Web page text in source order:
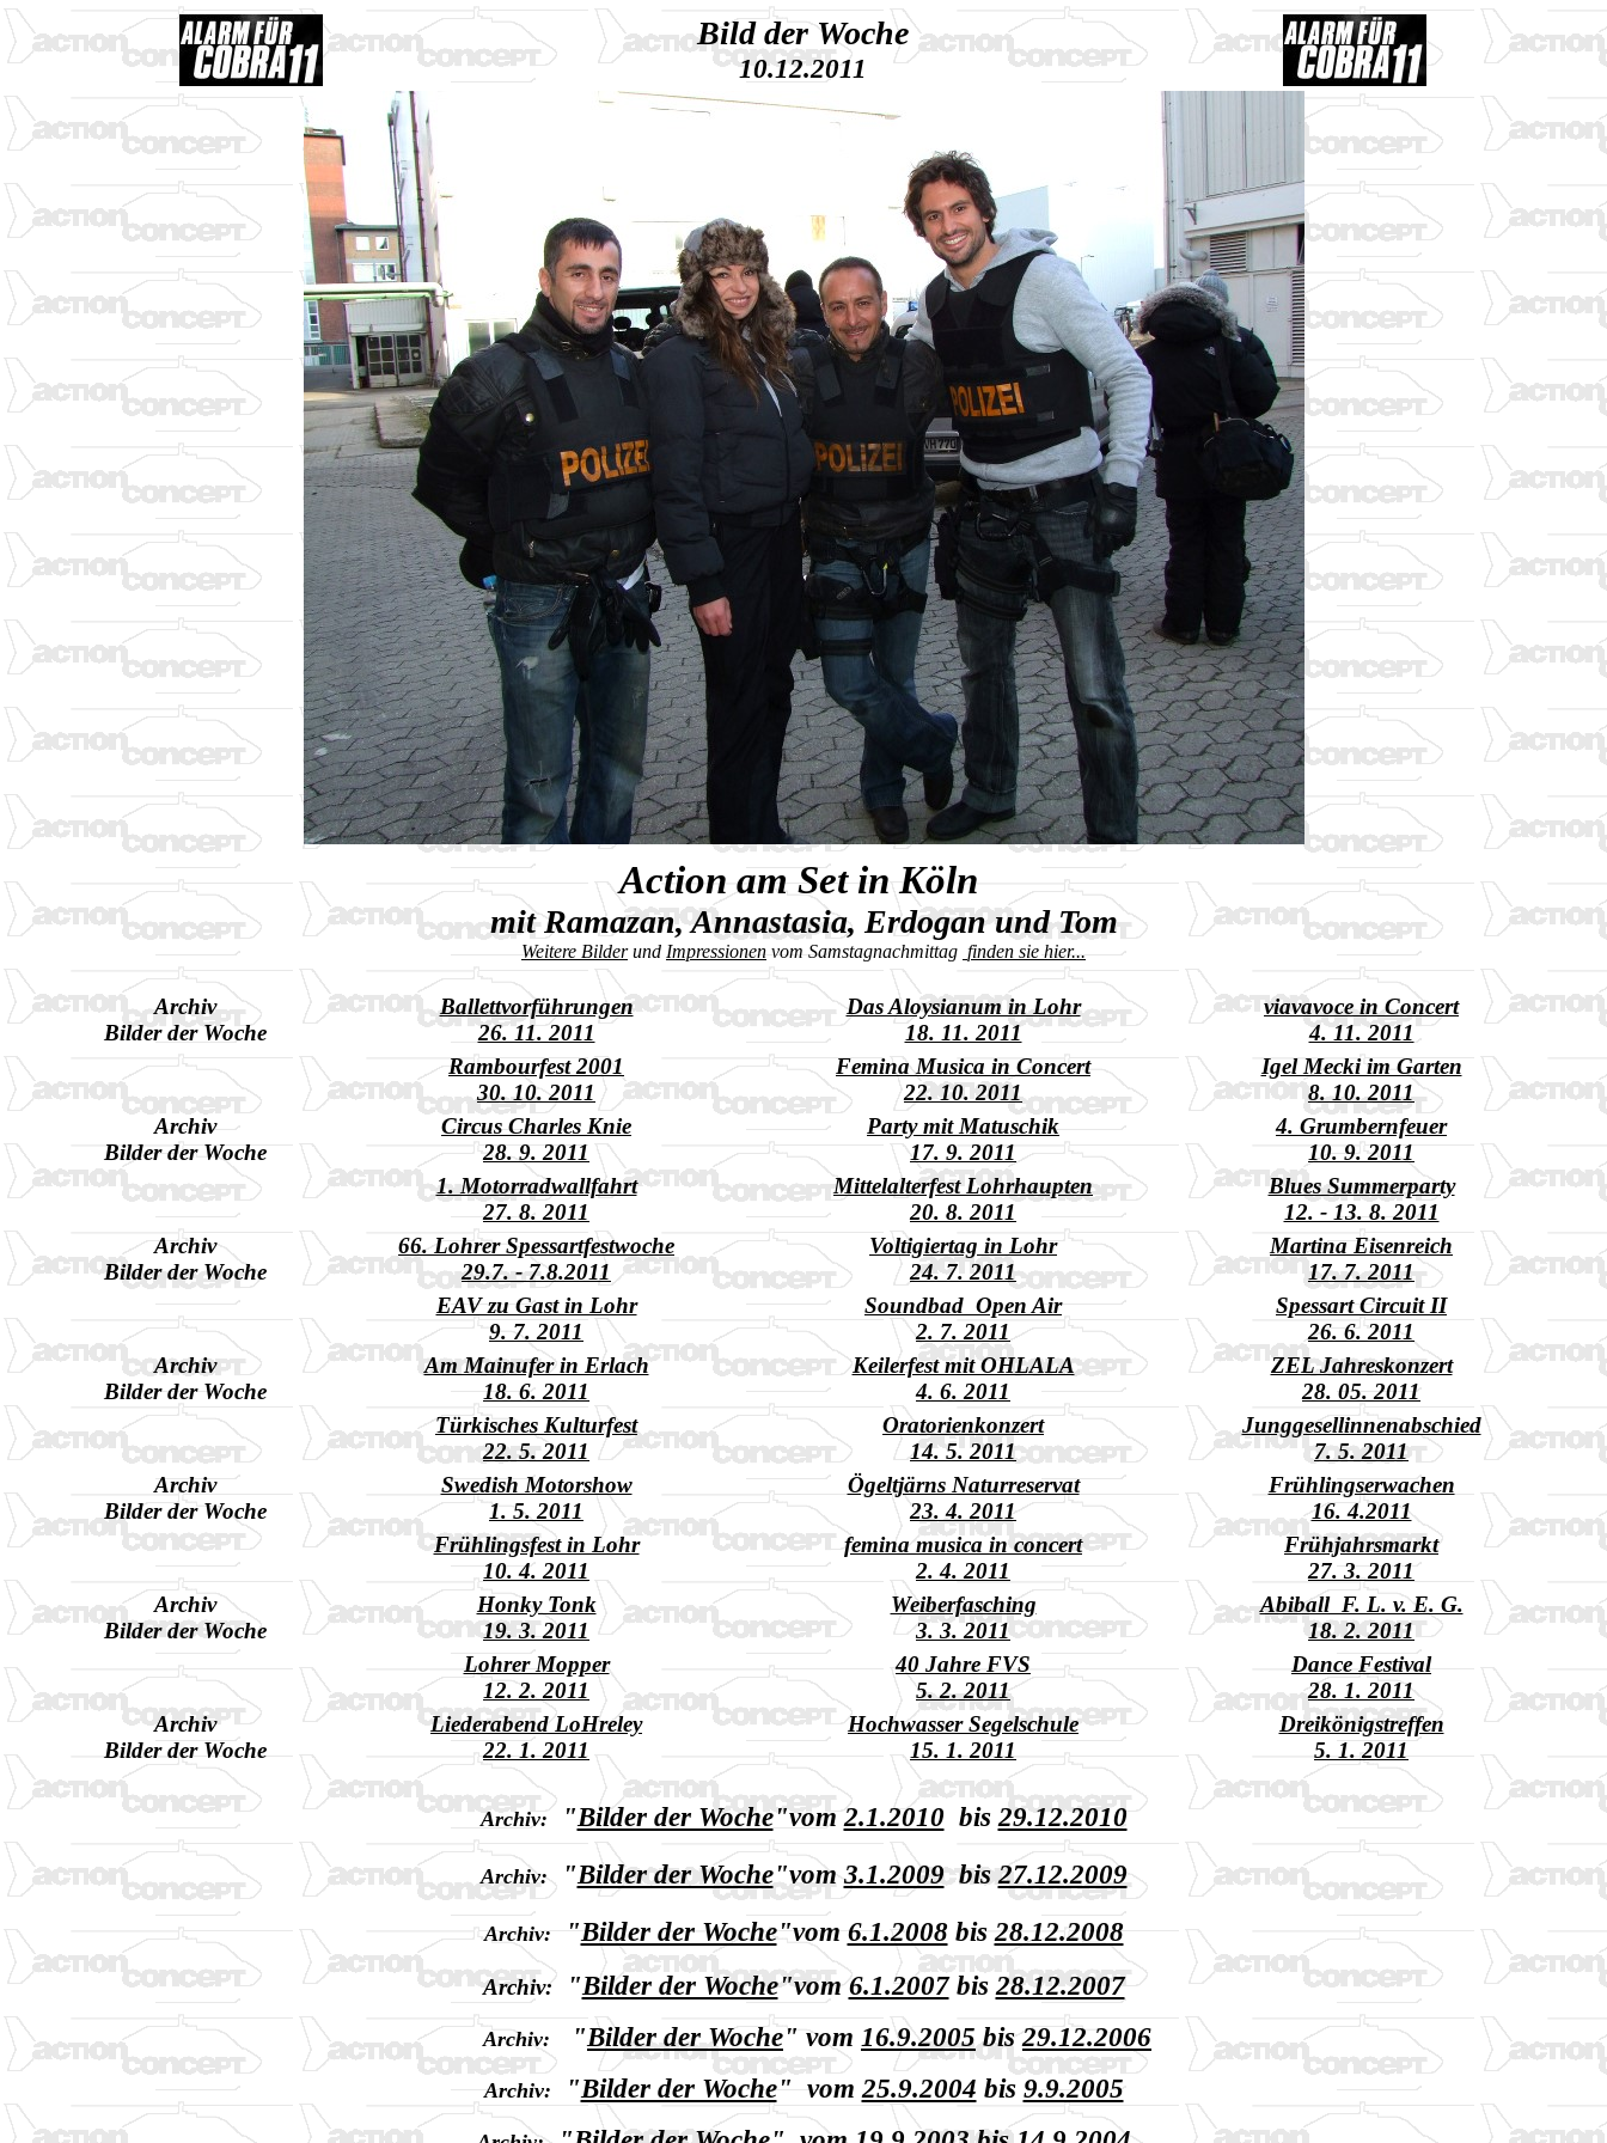
Bild der Woche
10.12.2011
Action am Set in Köln
mit Ramazan, Annastasia, Erdogan und Tom
Weitere Bilderund Impressionen vom Samstagnachmittag finden sie hier...
Archiv
Bilder der Woche
Ballettvorführungen
26. 11. 2011
Das Aloysianum in Lohr
18. 11. 2011
viavavoce in Concert
4. 11. 2011
Rambourfest 2001
30. 10. 2011
Femina Musica in Concert
22. 10. 2011
Igel Mecki im Garten
8. 10. 2011
Archiv
Bilder der Woche
Circus Charles Knie
28. 9. 2011
Party mit Matuschik
17. 9. 2011
4. Grumbernfeuer
10. 9. 2011
1. Motorradwallfahrt
27. 8. 2011
Mittelalterfest Lohrhaupten
20. 8. 2011
Blues Summerparty
12. - 13. 8. 2011
Archiv
Bilder der Woche
66. Lohrer Spessartfestwoche
29.7. - 7.8.2011
Voltigiertag in Lohr
24. 7. 2011
Martina Eisenreich
17. 7. 2011
EAV zu Gast in Lohr
9. 7. 2011
Soundbad Open Air
2. 7. 2011
Spessart Circuit II
26. 6. 2011
Archiv
Bilder der Woche
Am Mainufer in Erlach
18. 6. 2011
Keilerfest mit OHLALA
4. 6. 2011
ZEL Jahreskonzert
28. 05. 2011
Türkisches Kulturfest
22. 5. 2011
Oratorienkonzert
14. 5. 2011
Junggesellinnenabschied
7. 5. 2011
Archiv
Bilder der Woche
Swedish Motorshow
1. 5. 2011
Ögeltjärns Naturreservat
23. 4. 2011
Frühlingserwachen
16. 4.2011
Frühlingsfest in Lohr
10. 4. 2011
femina musica in concert
2. 4. 2011
Frühjahrsmarkt
27. 3. 2011
Archiv
Bilder der Woche
Honky Tonk
19. 3. 2011
Weiberfasching
3. 3. 2011
Abiball F. L. v. E. G.
18. 2. 2011
Lohrer Mopper
12. 2. 2011
40 Jahre FVS
5. 2. 2011
Dance Festival
28. 1. 2011
Archiv
Bilder der Woche
Liederabend LoHreley
22. 1. 2011
Hochwasser Segelschule
15. 1. 2011
Dreikönigstreffen
5. 1. 2011
Archiv: "Bilder der Woche"vom 2.1.2010 bis 29.12.2010
Archiv: "Bilder der Woche"vom 3.1.2009 bis 27.12.2009
Archiv: "Bilder der Woche"vom 6.1.2008 bis 28.12.2008
Archiv: "Bilder der Woche"vom 6.1.2007 bis 28.12.2007
Archiv: "Bilder der Woche" vom 16.9.2005 bis 29.12.2006
Archiv: "Bilder der Woche" vom 25.9.2004 bis 9.9.2005